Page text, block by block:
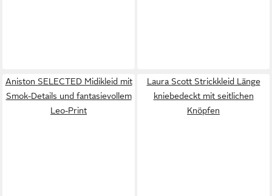
Aniston SELECTED Midikleid mit
Smok-Details und fantasievollem
Leo-Print
Laura Scott Strickkleid Länge
kniebedeckt mit seitlichen
Knöpfen